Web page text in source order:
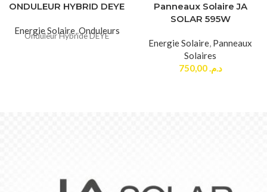
ONDULEUR HYBRID DEYE
Energie Solaire,Onduleurs
Onduleur Hybride DEYE
Panneaux Solaire JA
SOLAR 595W
Energie Solaire, Panneaux
Solaires
د.م.750,00